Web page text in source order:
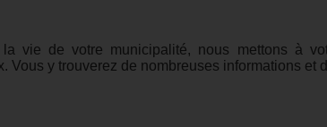
vie de votre municipalité, nous mettons à
Vous y trouverez de nombreuses informations et